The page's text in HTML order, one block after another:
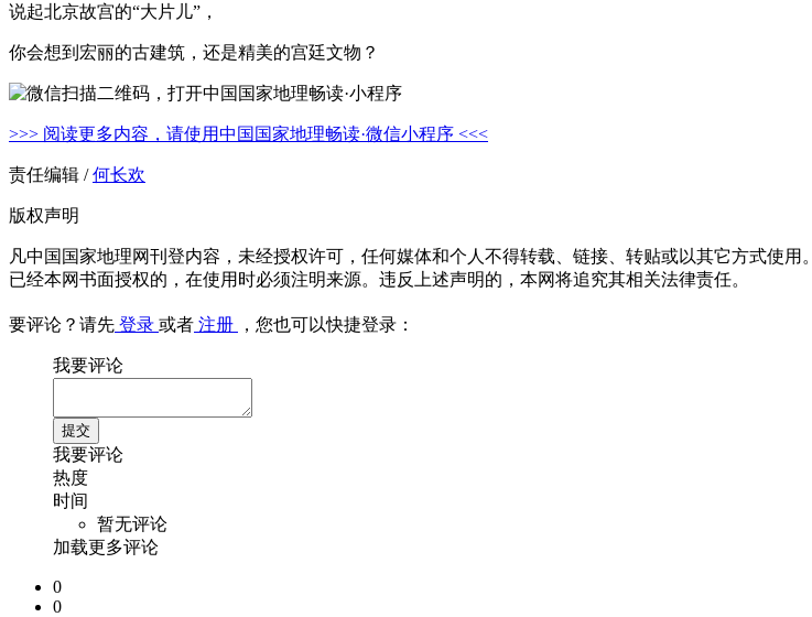
说起北京故宫的“大片儿”，
你会想到宏丽的古建筑，还是精美的宫廷文物？
>>> 阅读更多内容，请使用中国国家地理畅读·微信小程序 <<<
责任编辑 /何长欢
版权声明
凡中国国家地理网刊登内容，未经授权许可，任何媒体和个人不得转载、链接、转贴或以其它方式使用。
已经本网书面授权的，在使用时必须注明来源。违反上述声明的，本网将追究其相关法律责任。
要评论？请先 登录 或者 注册 ，您也可以快捷登录：
我要评论
我要评论
热度
时间
暂无评论
加载更多评论
0
0